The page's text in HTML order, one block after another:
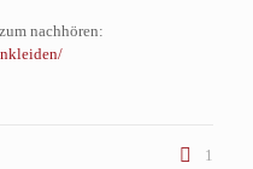
nachhören:
1